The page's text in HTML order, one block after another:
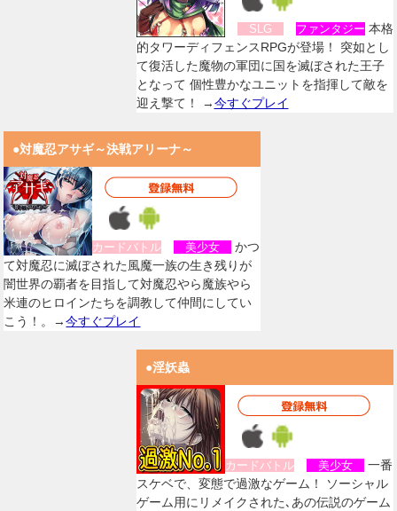
SLG ファンタジー 本格
的タワーディフェンスRPGが登場！ 突如とし
て復活した魔物の軍団に国を滅ぼされた王子
となって 個性豊かなユニットを指揮して敵を
迎え撃て！ →今すぐプレイ
●対魔忍アサギ～決戦アリーナ～
カードバトル 美少女
かつ
て対魔忍に滅ぼされた風魔一族の生き残りが
闇世界の覇者を目指して対魔忍やら魔族やら
米連のヒロインたちを調教して仲間にしてい
こう！。→今すぐプレイ
●淫妖蟲
カードバトル 美少女
一番
スケベで、変態で過激なゲーム！ ソーシャル
ゲーム用にリメイクされた､あの伝説のゲーム